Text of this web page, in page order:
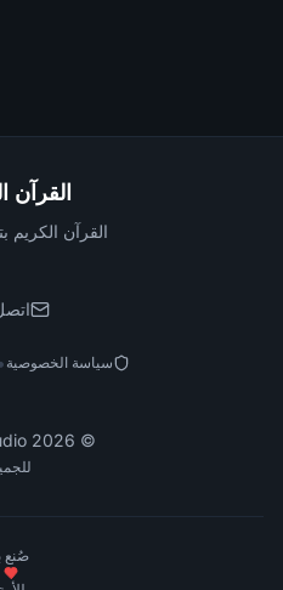
القرآن
القرآن الكريم
سياسة الخصوصية
©
2026
Quran Audio
صُنع